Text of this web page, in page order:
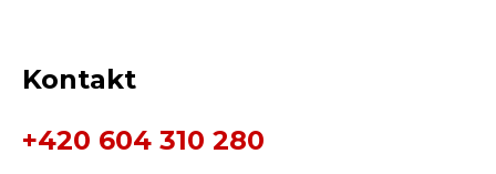
Kontakt
+420 604 310 280